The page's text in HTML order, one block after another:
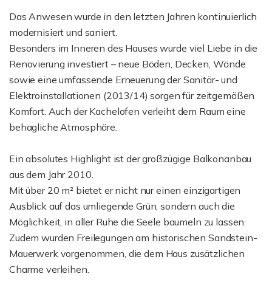
Das Anwesen wurde in den letzten Jahren kontinuierlich
modernisiert und saniert.
Besonders im Inneren des Hauses wurde viel Liebe in die
Renovierung investiert – neue Böden, Decken, Wände
sowie eine umfassende Erneuerung der Sanitär- und
Elektroinstallationen (2013/14) sorgen für zeitgemäßen
Komfort. Auch der Kachelofen verleiht dem Raum eine
behagliche Atmosphäre.
Ein absolutes Highlight ist der großzügige Balkonanbau
aus dem Jahr 2010.
Mit über 20 m² bietet er nicht nur einen einzigartigen
Ausblick auf das umliegende Grün, sondern auch die
Möglichkeit, in aller Ruhe die Seele baumeln zu lassen.
Zudem wurden Freilegungen am historischen Sandstein-
Mauerwerk vorgenommen, die dem Haus zusätzlichen
Charme verleihen.